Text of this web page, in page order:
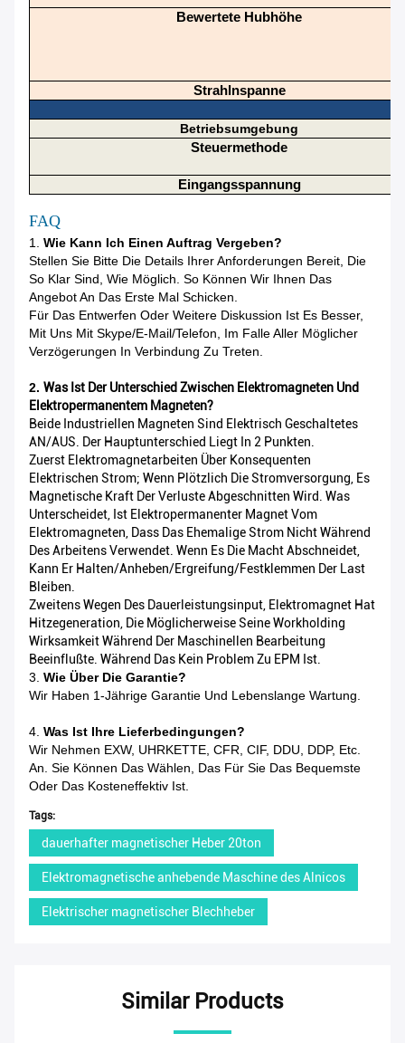
Bewertete Hubhöhe
Strahlnspanne
Betriebsumgebung
Steuermethode
Eingangsspannung
FAQ
1. Wie Kann Ich Einen Auftrag Vergeben?
Stellen Sie Bitte Die Details Ihrer Anforderungen Bereit, Die
So Klar Sind, Wie Möglich. So Können Wir Ihnen Das
Angebot An Das Erste Mal Schicken.
Für Das Entwerfen Oder Weitere Diskussion Ist Es Besser,
Mit Uns Mit Skype/E-Mail/Telefon, Im Falle Aller Möglicher
Verzögerungen In Verbindung Zu Treten.
2. Was Ist Der Unterschied Zwischen Elektromagneten Und
Elektropermanentem Magneten?
Beide Industriellen Magneten Sind Elektrisch Geschaltetes
AN/AUS. Der Hauptunterschied Liegt In 2 Punkten.
Zuerst Elektromagnetarbeiten Über Konsequenten
Elektrischen Strom; Wenn Plötzlich Die Stromversorgung, Es
Magnetische Kraft Der Verluste Abgeschnitten Wird. Was
Unterscheidet, Ist Elektropermanenter Magnet Vom
Elektromagneten, Dass Das Ehemalige Strom Nicht Während
Des Arbeitens Verwendet. Wenn Es Die Macht Abschneidet,
Kann Er Halten/Anheben/Ergreifung/Festklemmen Der Last
Bleiben.
Zweitens Wegen Des Dauerleistungsinput, Elektromagnet Hat
Hitzegeneration, Die Möglicherweise Seine Workholding
Wirksamkeit Während Der Maschinellen Bearbeitung
Beeinflußte. Während Das Kein Problem Zu EPM Ist.
3. Wie Über Die Garantie?
Wir Haben 1-Jährige Garantie Und Lebenslange Wartung.
4. Was Ist Ihre Lieferbedingungen?
Wir Nehmen EXW, UHRKETTE, CFR, CIF, DDU, DDP, Etc.
An. Sie Können Das Wählen, Das Für Sie Das Bequemste
Oder Das Kosteneffektiv Ist.
Tags:
dauerhafter magnetischer Heber 20ton
Elektromagnetische anhebende Maschine des Alnicos
Elektrischer magnetischer Blechheber
Similar Products